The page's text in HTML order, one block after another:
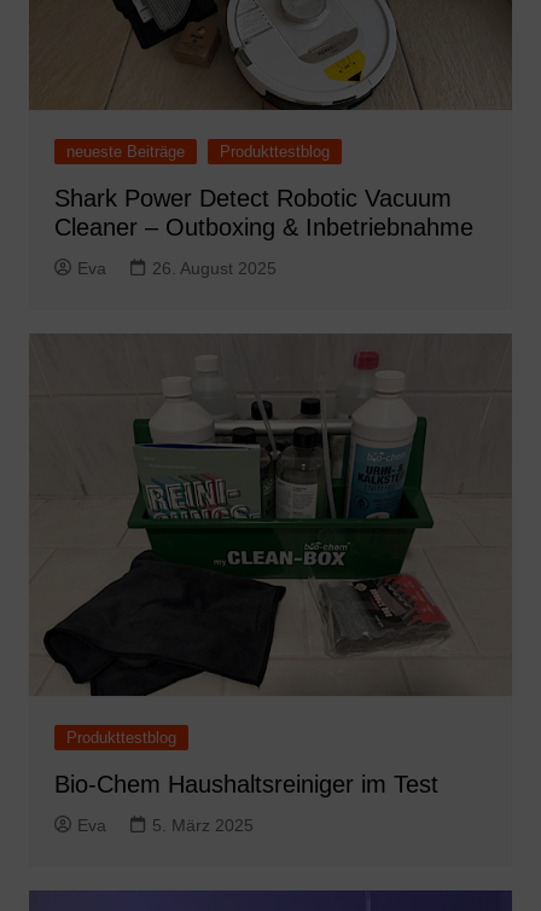
neueste Beiträge Produkttestblog
Shark Power Detect Robotic Vacuum
Cleaner – Outboxing & Inbetriebnahme
Eva 26. August 2025
Produkttestblog
Bio-Chem Haushaltsreiniger im Test
Eva 5. März 2025